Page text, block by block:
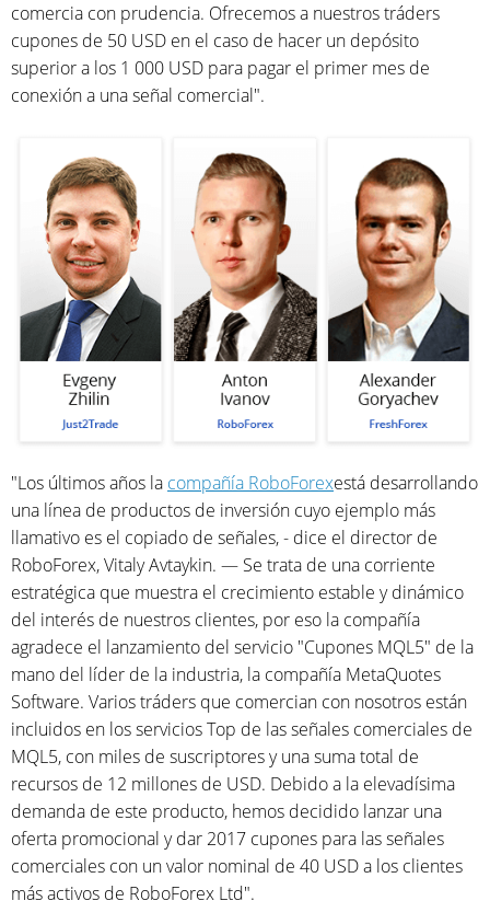
comercia con prudencia. Ofrecemos a nuestros tráders
cupones de 50 USD en el caso de hacer un depósito
superior a los 1 000 USD para pagar el primer mes de
conexión a una señal comercial".
"Los últimos años la compañía RoboForexestá desarrollando
una línea de productos de inversión cuyo ejemplo más
llamativo es el copiado de señales, - dice el director de
RoboForex, Vitaly Avtaykin. — Se trata de una corriente
estratégica que muestra el crecimiento estable y dinámico
del interés de nuestros clientes, por eso la compañía
agradece el lanzamiento del servicio "Cupones MQL5" de la
mano del líder de la industria, la compañía MetaQuotes
Software. Varios tráders que comercian con nosotros están
incluidos en los servicios Top de las señales comerciales de
MQL5, con miles de suscriptores y una suma total de
recursos de 12 millones de USD. Debido a la elevadísima
demanda de este producto, hemos decidido lanzar una
oferta promocional y dar 2017 cupones para las señales
comerciales con un valor nominal de 40 USD a los clientes
más activos de RoboForex Ltd".